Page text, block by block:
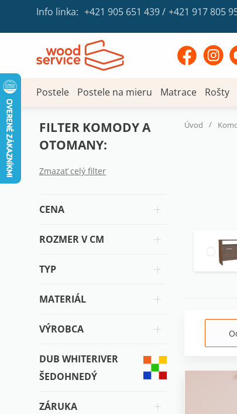
Info linka: +421 905 651 439/ +421 917 805
Postele Postele na mieru Matrace Rošty
FILTER KOMODY A
OTOMANY:
Zmazať celý filter
CENA
ROZMER V CM
TYP
MATERIÁL
VÝROBCA
DUB WHITERIVER
ŠEDOHNEDÝ
ZÁRUKA
Úvod /